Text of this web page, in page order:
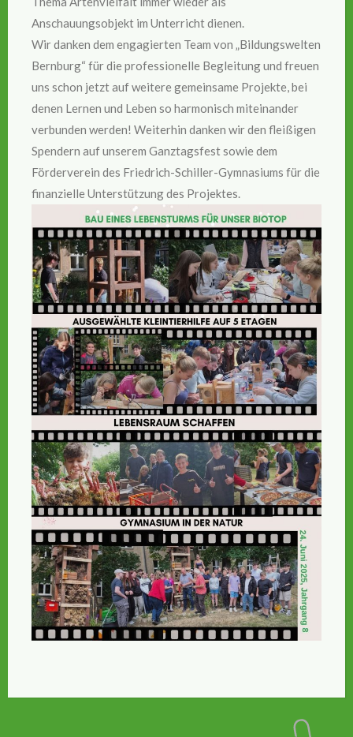
Anschauungsobjekt im Unterricht dienen.
Wir danken dem engagierten Team von „Bildungswelten
Bernburg“ für die professionelle Begleitung und freuen
uns schon jetzt auf weitere gemeinsame Projekte, bei
denen Lernen und Leben so harmonisch miteinander
verbunden werden! Weiterhin danken wir den fleißigen
Spendern auf unserem Ganztagsfest sowie dem
Förderverein des Friedrich-Schiller-Gymnasiums für die
finanzielle Unterstützung des Projektes.